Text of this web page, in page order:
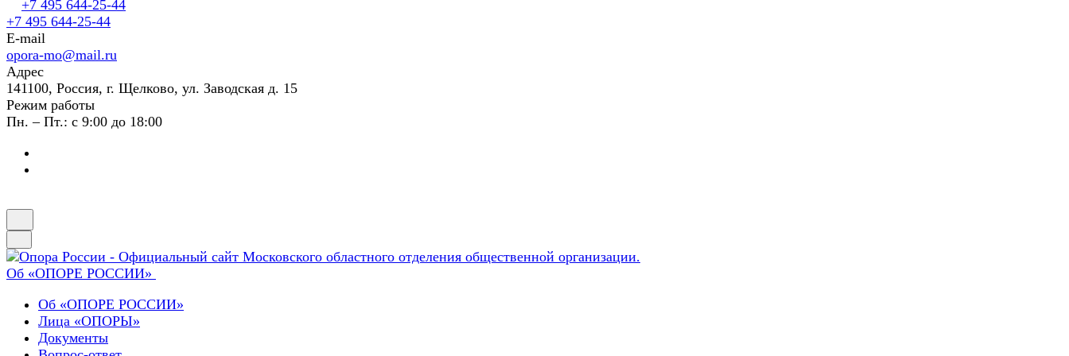
+7 495 644-25-44
+7 495 644-25-44
E-mail
opora-mo@mail.ru
Адрес
141100, Россия, г. Щелково, ул. Заводская д. 15
Режим работы
Пн. – Пт.: с 9:00 до 18:00
Об «ОПОРЕ РОССИИ»
Об «ОПОРЕ РОССИИ»
Лица «ОПОРЫ»
Документы